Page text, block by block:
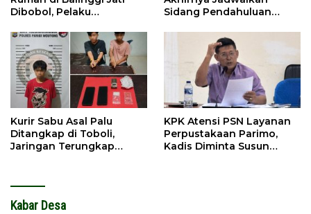
Dibobol, Pelaku
Sidang Pendahuluan
Kurir Sabu Asal Palu
Ditangkap di Toboli,
Jaringan Terungkap
KPK Atensi PSN Layanan
Perpustakaan Parimo,
Kadis Diminta Susun
Kabar Desa